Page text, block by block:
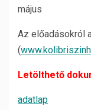
május
Az előadásokról
(
Letölthető
adatlap